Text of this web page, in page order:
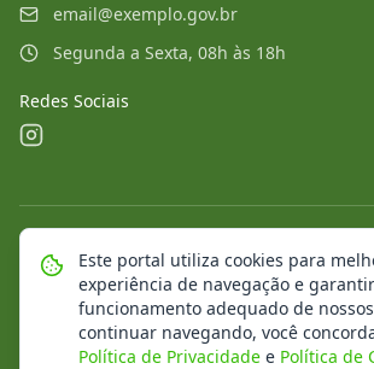
email@exemplo.gov.br
Segunda a Sexta, 08h às 18h
Redes Sociais
© 2026 Portal Municipal. Todos os
Mapa do Site
Notícias
Este portal utiliza cookies para
experiência de navegação e
funcionamento adequado de
continuar navegando, você
Política de Privacidade e Política de